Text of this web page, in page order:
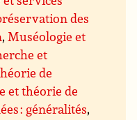
des
,Muséologie et
et
de
et théorie de
: généralités,